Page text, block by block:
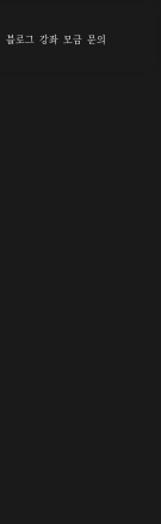
블로그 강좌 모금 문의